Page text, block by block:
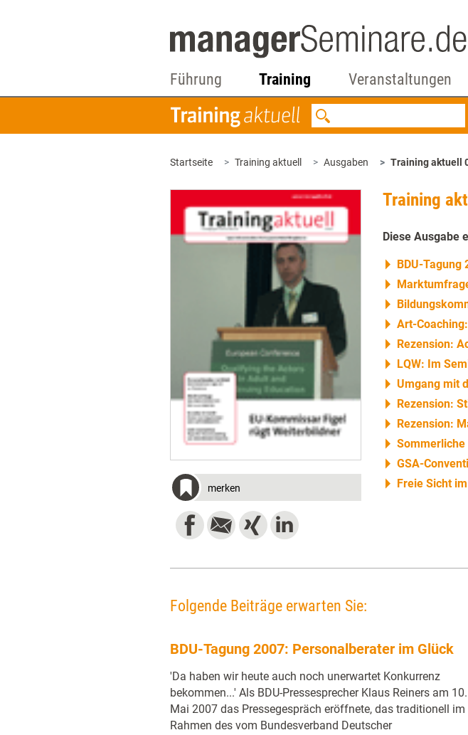
Führung Training Veranstaltungen
Startseite Training aktuell Ausgaben Training aktuell
merken
Training
Diese Ausgabe
BDU-Tagung
Art-
Rezension:
LQW: Im
Umgang mit
Rezension:
Rezension:
Sommerliche
GSA-
Freie Sicht
Folgende Beiträge erwarten Sie:
BDU-Tagung 2007: Personalberater im Glück
'Da haben wir heute auch noch unerwartet Konkurrenz
bekommen...' Als BDU-Pressesprecher Klaus Reiners am 10.
Mai 2007 das Pressegespräch eröffnete, das traditionell im
Rahmen des vom Bundesverband Deutscher